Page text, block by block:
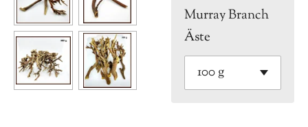
Murray Branch
Äste